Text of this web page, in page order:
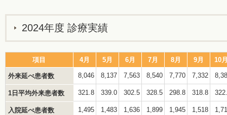
2024年度 診療実績
項目 4月 5月 6月 7月 8月 9月 10
外来延べ患者数 8,046 8,137 7,563 8,540 7,770 7,332
1日平均外来患者数 321.8 339.0 302.5 328.5 298.8 318.8
入院延べ患者数 1,495 1,483 1,636 1,899 1,945 1,518